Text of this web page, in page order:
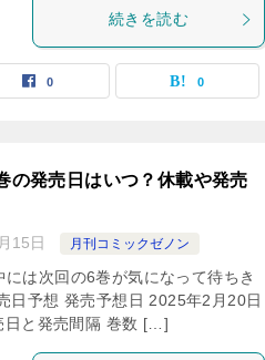
続きを読む
0 0
の発売日はいつ？休載や発売
15日 月刊コミックゼノン
は次回の6巻が気になって待ちき
日予想 発売予想日 2025年2月20日
日と発売間隔 巻数 […]